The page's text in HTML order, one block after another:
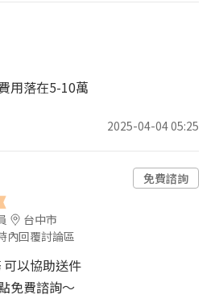
用落在5-10萬
2025-04-04 05:25
台中市
內回覆討論區
免費諮詢
以協助送件
免費諮詢～